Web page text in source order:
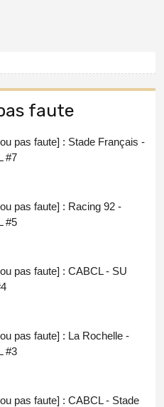
faute
pas faute] : Stade Français -
#7
pas faute] : Racing 92 -
#5
pas faute] : CABCL - SU
pas faute] : La Rochelle -
#3
pas faute] : CABCL - Stade